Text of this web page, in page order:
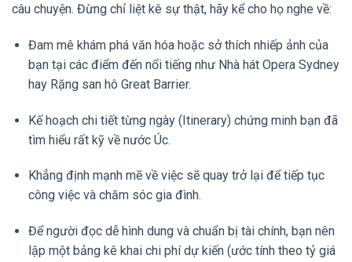
câu chuyện. Đừng chỉ liệt kê sự thật, hãy kể cho họ nghe về:
Đam mê khám phá văn hóa hoặc sở thích nhiếp ảnh của
bạn tại các điểm đến nổi tiếng như Nhà hát Opera Sydney
hay Rặng san hô Great Barrier.
Kế hoạch chi tiết từng ngày (Itinerary) chứng minh bạn đã
tìm hiểu rất kỹ về nước Úc.
Khẳng định mạnh mẽ về việc sẽ quay trở lại để tiếp tục
công việc và chăm sóc gia đình.
Để người đọc dễ hình dung và chuẩn bị tài chính, bạn nên
lập một bảng kê khai chi phí dự kiến (ước tính theo tỷ giá